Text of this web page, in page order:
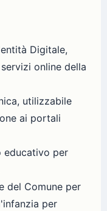
Digitale,
online della
utilizzabile
ai portali
educativo per
del Comune per
per